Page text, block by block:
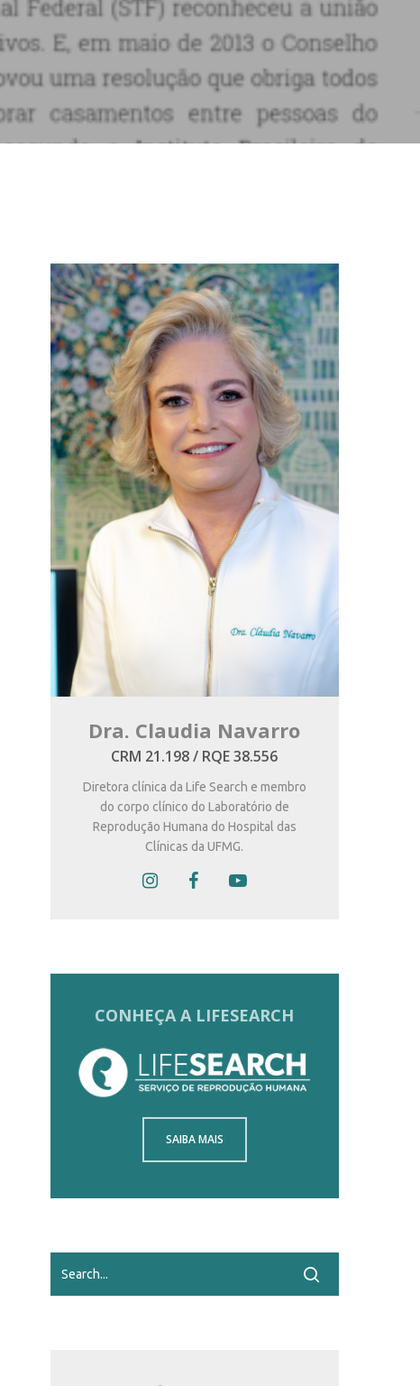
Dra. Claudia Navarro
CRM 21.198 / RQE 38.556
Diretora clínica da Life Search e membro
do corpo clínico do Laboratório de
Reprodução Humana do Hospital das
Clínicas da UFMG.
CONHEÇA A LIFESEARCH
SAIBA MAIS